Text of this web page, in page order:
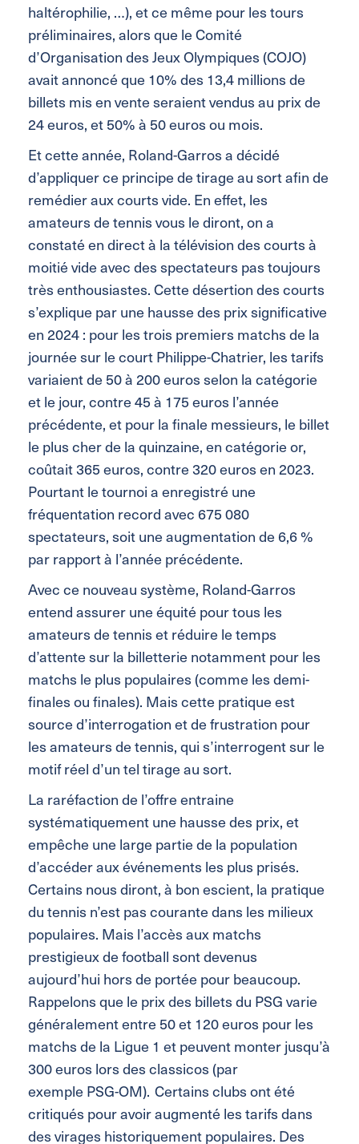
haltérophilie, …), et ce même pour les tours
préliminaires, alors que le Comité
d’Organisation des Jeux Olympiques (COJO)
avait annoncé que 10% des 13,4 millions de
billets mis en vente seraient vendus au prix de
24 euros, et 50% à 50 euros ou mois.
Et cette année, Roland-Garros a décidé
d’appliquer ce principe de tirage au sort afin de
remédier aux courts vide. En effet, les
amateurs de tennis vous le diront, on a
constaté en direct à la télévision des courts à
moitié vide avec des spectateurs pas toujours
très enthousiastes. Cette désertion des courts
s’explique par une hausse des prix significative
en 2024 : pour les trois premiers matchs de la
journée sur le court Philippe-Chatrier, les tarifs
variaient de 50 à 200 euros selon la catégorie
et le jour, contre 45 à 175 euros l’année
précédente, et pour la finale messieurs, le billet
le plus cher de la quinzaine, en catégorie or,
coûtait 365 euros, contre 320 euros en 2023.
Pourtant le tournoi a enregistré une
fréquentation record avec 675 080
spectateurs, soit une augmentation de 6,6 %
par rapport à l’année précédente.
Avec ce nouveau système, Roland-Garros
entend assurer une équité pour tous les
amateurs de tennis et réduire le temps
d’attente sur la billetterie notamment pour les
matchs le plus populaires (comme les demi-
finales ou finales). Mais cette pratique est
source d’interrogation et de frustration pour
les amateurs de tennis, qui s’interrogent sur le
motif réel d’un tel tirage au sort.
La raréfaction de l’offre entraine
systématiquement une hausse des prix, et
empêche une large partie de la population
d’accéder aux événements les plus prisés.
Certains nous diront, à bon escient, la pratique
du tennis n’est pas courante dans les milieux
populaires. Mais l’accès aux matchs
prestigieux de football sont devenus
aujourd’hui hors de portée pour beaucoup.
Rappelons que le prix des billets du PSG varie
généralement entre 50 et 120 euros pour les
matchs de la Ligue 1 et peuvent monter jusqu’à
300 euros lors des classicos (par
exemple PSG-OM). Certains clubs ont été
critiqués pour avoir augmenté les tarifs dans
des virages historiquement populaires. Des